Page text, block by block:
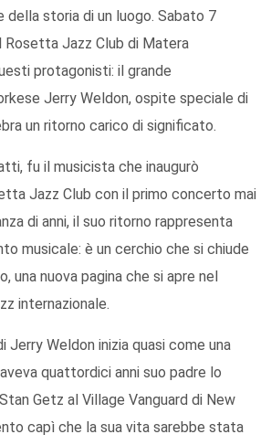
della storia di un luogo. Sabato 7
Rosetta Jazz Club di Matera
protagonisti: il grande
Jerry Weldon, ospite speciale di
un ritorno carico di significato.
fu il musicista che inaugurò
Jazz Club con il primo concerto mai
di anni, il suo ritorno rappresenta
musicale: è un cerchio che si chiude
una nuova pagina che si apre nel
internazionale.
Jerry Weldon inizia quasi come una
quattordici anni suo padre lo
Getz al Village Vanguard di New
capì che la sua vita sarebbe stata